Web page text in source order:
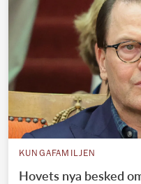
KUNGAFAMILJEN
Hovets nya besked